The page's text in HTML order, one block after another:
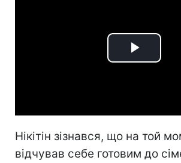
Play
Нікітін зізнався, що на той
відчував себе готовим до